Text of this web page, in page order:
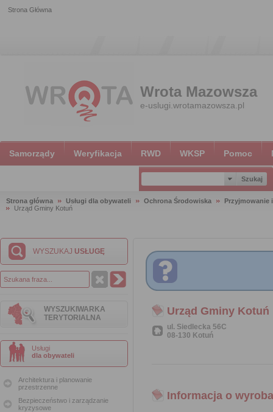
Strona Główna
Wrota Mazowsza
e-uslugi.wrotamazowsza.pl
Samorządy Weryfikacja RWD WKSP Pomoc
Strona główna Usługi dla obywateli Ochrona Środowiska
Przyjmowanie
Urząd Gminy Kotuń
WYSZUKAJ USŁUGĘ
WYSZUKIWARKA
TERYTORIALNA
Usługi
dla obywateli
Architektura i planowanie
przestrzenne
Bezpieczeństwo i zarządzanie
kryzysowe
Urząd Gminy Kotuń
ul. Siedlecka 56C
08-130 Kotuń
Informacja o